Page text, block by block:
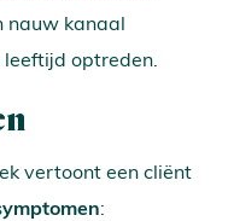
nauw kanaal
optreden.
vertoont een cliënt
: